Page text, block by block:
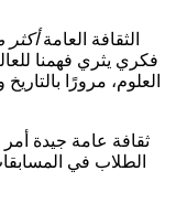
الثقافة العامة
فكري يثري فهمنا
العلوم، مرورًا
ثقافة عامة جيدة
الطلاب في